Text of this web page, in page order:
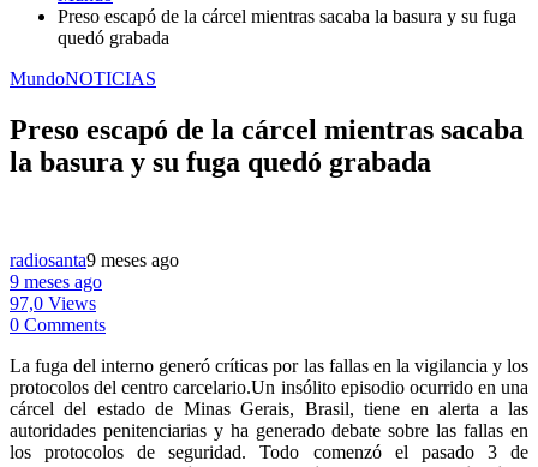
Preso escapó de la cárcel mientras sacaba la basura y su fuga
quedó grabada
MundoNOTICIAS
Preso escapó de la cárcel mientras sacaba
la basura y su fuga quedó grabada
radiosanta9 meses ago
9 meses ago
97,0 Views
0 Comments
La fuga del interno generó críticas por las fallas en la vigilancia y los
protocolos del centro carcelario.Un insólito episodio ocurrido en una
cárcel del estado de Minas Gerais, Brasil, tiene en alerta a las
autoridades penitenciarias y ha generado debate sobre las fallas en
los protocolos de seguridad. Todo comenzó el pasado 3 de